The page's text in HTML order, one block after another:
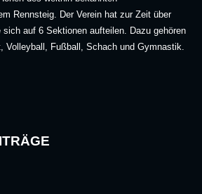
Rennsteig. Der Verein hat zur Zeit über
auf 6 Sektionen aufteilen. Dazu gehören
Volleyball, Fußball, Schach und Gymnastik.